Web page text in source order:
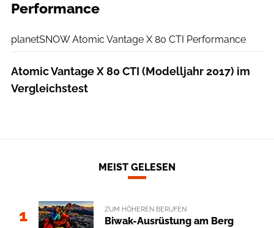
Performance
planetSNOW Atomic Vantage X 80 CTI Performance
Atomic Vantage X 80 CTI (Modelljahr 2017) im
Vergleichstest
MEIST GELESEN
1 ZUM HÖHEREN BERUFEN
Biwak-Ausrüstung am Berg